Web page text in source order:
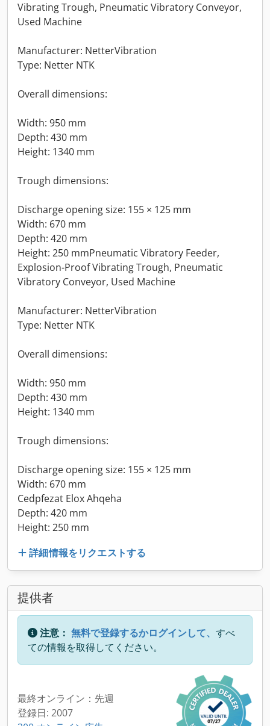
Vibrating Trough, Pneumatic Vibratory Conveyor,
Used Machine
Manufacturer: NetterVibration
Type: Netter NTK
Overall dimensions:
Width: 950 mm
Depth: 430 mm
Height: 1340 mm
Trough dimensions:
Discharge opening size: 155 × 125 mm
Width: 670 mm
Depth: 420 mm
Height: 250 mmPneumatic Vibratory Feeder,
Explosion-Proof Vibrating Trough, Pneumatic
Vibratory Conveyor, Used Machine
Manufacturer: NetterVibration
Type: Netter NTK
Overall dimensions:
Width: 950 mm
Depth: 430 mm
Height: 1340 mm
Trough dimensions:
Discharge opening size: 155 × 125 mm
Width: 670 mm
Cedpfezat Elox Ahqeha
Depth: 420 mm
Height: 250 mm
詳細情報をリクエストする
提供者
注意： 無料で登録するかログインして、 すべ
ての情報を取得してください。
最終オンライン：先週
登録日: 2007